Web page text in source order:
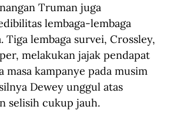
Truman juga
lembaga-lembaga
Tiga lembaga survei, Crossley,
melakukan jajak pendapat
masa kampanye pada musim
Dewey unggul atas
selisih cukup jauh.